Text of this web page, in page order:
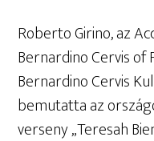
Roberto Girino, az
Bernardino Cervis of
Bernardino Cervis
bemutatta az
verseny „Teresah